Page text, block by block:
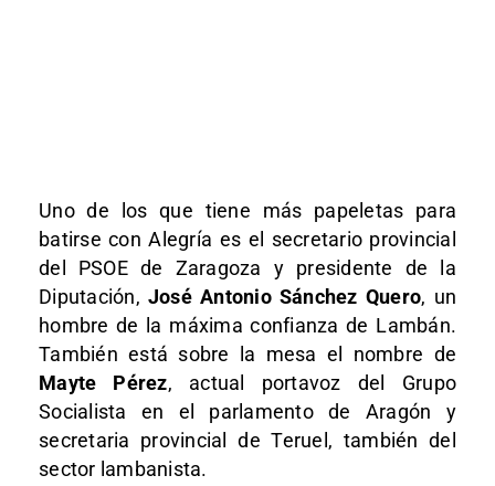
Uno de los que tiene más papeletas para
batirse con Alegría es el secretario provincial
del PSOE de Zaragoza y presidente de la
Diputación, José Antonio Sánchez Quero, un
hombre de la máxima confianza de Lambán.
También está sobre la mesa el nombre de
Mayte Pérez, actual portavoz del Grupo
Socialista en el parlamento de Aragón y
secretaria provincial de Teruel, también del
sector lambanista.